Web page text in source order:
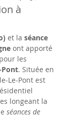
à
et la séance
ont apporté
les
Pont. Située en
Le-Pont est
longeant la
séances de